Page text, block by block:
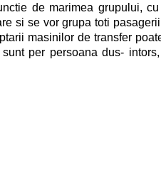
de marimea grupului,
si se vor grupa toti
masinilor de transfer
per persoana dus-